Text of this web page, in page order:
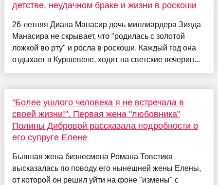
детстве, неудачном браке и жизни в роскоши
26-летняя Диана Манасир дочь миллиардера Зияда
Манасира не скрывает, что "родилась с золотой
ложкой во рту" и росла в роскоши. Каждый год она
отдыхает в Куршевеле, ходит на светские вечерин...
"Более ушлого человека я не встречала в
своей жизни!". Первая жена "любовника"
Полины Дибровой рассказала подробности о
его супруге Елене
Бывшая жена бизнесмена Романа Товстика
высказалась по поводу его нынешней жены Елены,
от которой он решил уйти на фоне "измены" с